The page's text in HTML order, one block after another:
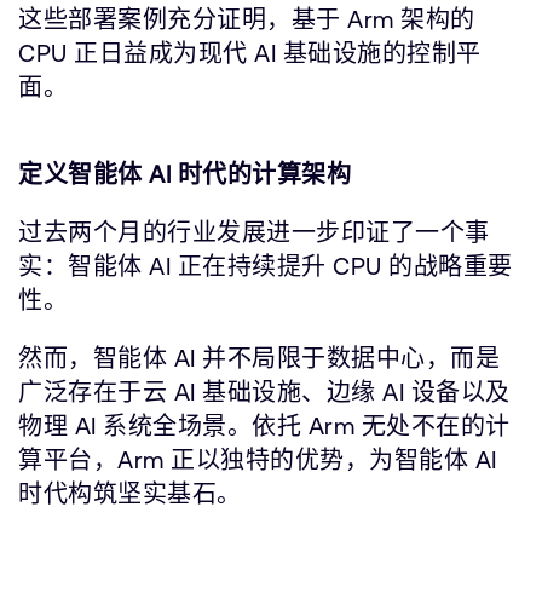
这些部署案例充分证明，基于 Arm 架构的
CPU 正日益成为现代 AI 基础设施的控制平
面。
定义智能体 AI 时代的计算架构
过去两个月的行业发展进一步印证了一个事
实：智能体 AI 正在持续提升 CPU 的战略重要
性。
然而，智能体 AI 并不局限于数据中心，而是
广泛存在于云 AI 基础设施、边缘 AI 设备以及
物理 AI 系统全场景。依托 Arm 无处不在的计
算平台，Arm 正以独特的优势，为智能体 AI
时代构筑坚实基石。